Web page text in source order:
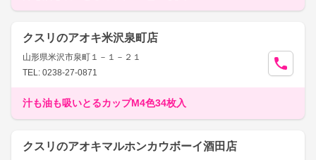
クスリのアオキ米沢泉町店
山形県米沢市泉町１－１－２１
TEL: 0238-27-0871
汁も油も吸いとるカップM4色34枚入
クスリのアオキマルホンカウボーイ酒田店